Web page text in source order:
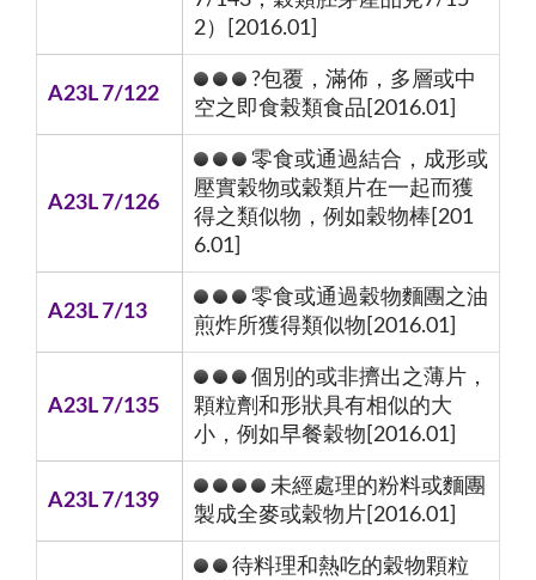
2）[2016.01]
A23L 7/122
?包覆，滿佈，多層或中
空之即食榖類食品[2016.01]
A23L 7/126
零食或通過結合，成形或
壓實穀物或穀類片在一起而獲
得之類似物，例如穀物棒[201
6.01]
A23L 7/13
零食或通過穀物麵團之油
煎炸所獲得類似物[2016.01]
A23L 7/135
個別的或非擠出之薄片，
顆粒劑和形狀具有相似的大
小，例如早餐穀物[2016.01]
A23L 7/139
未經處理的粉料或麵團
製成全麥或穀物片[2016.01]
待料理和熱吃的穀物顆粒